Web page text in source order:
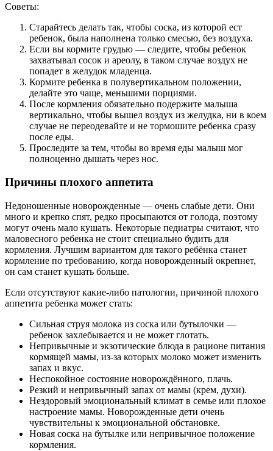
Советы:
Старайтесь делать так, чтобы соска, из которой ест
ребенок, была наполнена только смесью, без воздуха.
Если вы кормите грудью — следите, чтобы ребенок
захватывал сосок и ареолу, в таком случае воздух не
попадет в желудок младенца.
Кормите ребенка в полувертикальном положении,
делайте это чаще, меньшими порциями.
После кормления обязательно подержите малыша
вертикально, чтобы вышел воздух из желудка, ни в коем
случае не переодевайте и не тормошите ребенка сразу
после еды.
Проследите за тем, чтобы во время еды малыш мог
полноценно дышать через нос.
Причины плохого аппетита
Недоношенные новорожденные — очень слабые дети. Они
много и крепко спят, редко просыпаются от голода, поэтому
могут очень мало кушать. Некоторые педиатры считают, что
маловесного ребенка не стоит специально будить для
кормления. Лучшим вариантом для такого ребёнка станет
кормление по требованию, когда новорожденный окрепнет,
он сам станет кушать больше.
Если отсутствуют какие-либо патологии, причиной плохого
аппетита ребенка может стать:
Сильная струя молока из соска или бутылочки —
ребенок захлебывается и не может глотать.
Непривычные и экзотические блюда в рационе питания
кормящей мамы, из-за которых молоко может изменить
запах и вкус.
Неспокойное состояние новорождённого, плачь.
Резкий и непривычный запах от мамы (крем, духи).
Нездоровый эмоциональный климат в семье или плохое
настроение мамы. Новорожденные дети очень
чувствительны к эмоциональной обстановке.
Новая соска на бутылке или непривычное положение
кормления.